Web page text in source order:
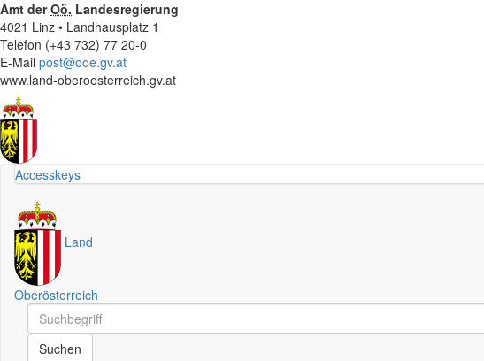
Amt derOö. Landesregierung
4021 Linz • Landhausplatz 1
Telefon (+43 732) 77 20-0
E-Mail post@ooe.gv.at
www.land-oberoesterreich.gv.at
Accesskeys
Land
Oberösterreich
Schnellsuche
Schnellsuche
Suchen